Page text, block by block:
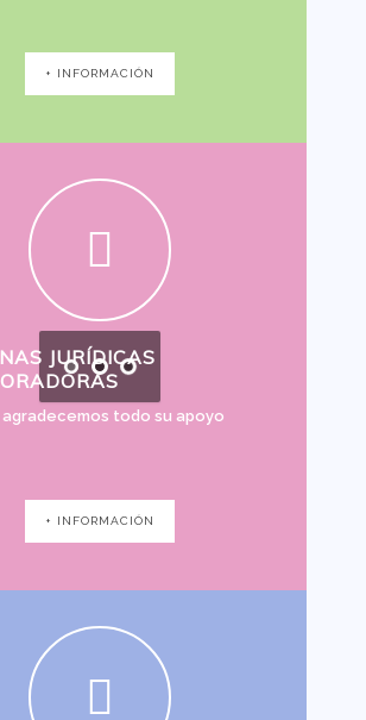
+ INFORMACIÓN
JURÍDICAS
agradecemos todo su apoyo
+ INFORMACIÓN